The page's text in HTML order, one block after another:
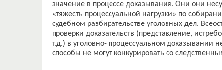
значение в процессе доказывания. Они они
«тяжесть процессуальной нагрузки» по
судебном разбирательстве уголовных дел.
проверки доказательств (представление,
т.д.) в уголовно- процессуальном доказывании
способы не могут конкурировать со